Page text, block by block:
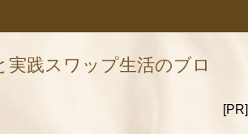
実践スワップ生活のブロ
[PR]